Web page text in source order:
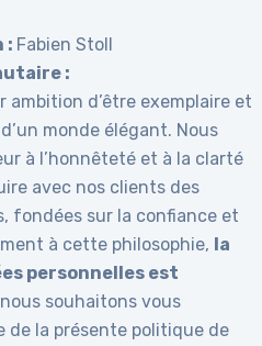
: Fabien Stoll
:
ambition d’être exemplaire et
monde élégant. Nous
à l’honnêteté et à la clarté
avec nos clients des
fondées sur la confiance et
à cette philosophie, la
personnelles est
souhaitons vous
de la présente politique de